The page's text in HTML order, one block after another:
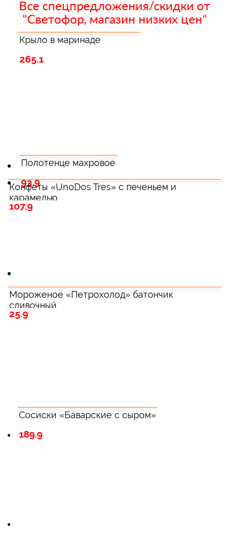
Все спецпредложения/скидки от
"Светофор, магазин низких цен"
Крыло в маринаде
265.1
Конфеты «UnoDos Tres» с печеньем и
карамелью
107.9
Полотенце махровое
93.9
Мороженое «Петрохолод» батончик
сливочный
25.9
Сосиски «Баварские с сыром»
189.9